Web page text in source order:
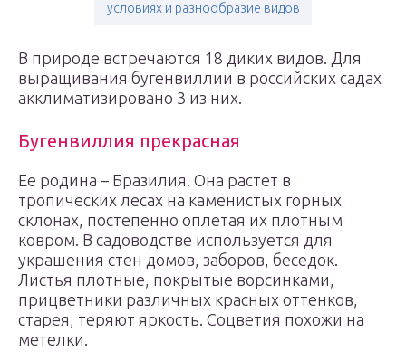
условиях и разнообразие видов
В природе встречаются 18 диких видов. Для
выращивания бугенвиллии в российских садах
акклиматизировано 3 из них.
Бугенвиллия прекрасная
Ее родина – Бразилия. Она растет в
тропических лесах на каменистых горных
склонах, постепенно оплетая их плотным
ковром. В садоводстве используется для
украшения стен домов, заборов, беседок.
Листья плотные, покрытые ворсинками,
прицветники различных красных оттенков,
старея, теряют яркость. Соцветия похожи на
метелки.